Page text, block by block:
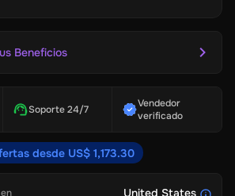
Beneficios
Soporte 24/7
Vendedor
verificado
desde US$ 1,173.30
United States